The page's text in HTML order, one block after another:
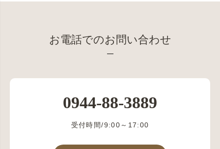
お電話でのお問い合わせ
0944-88-3889
受付時間/9:00～17:00